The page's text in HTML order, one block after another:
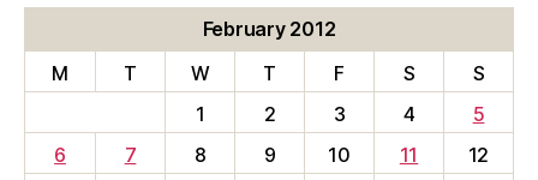
February 2012
M
T W T F S
S
1
2 3 4
5
6
7 8 9 10 11 12